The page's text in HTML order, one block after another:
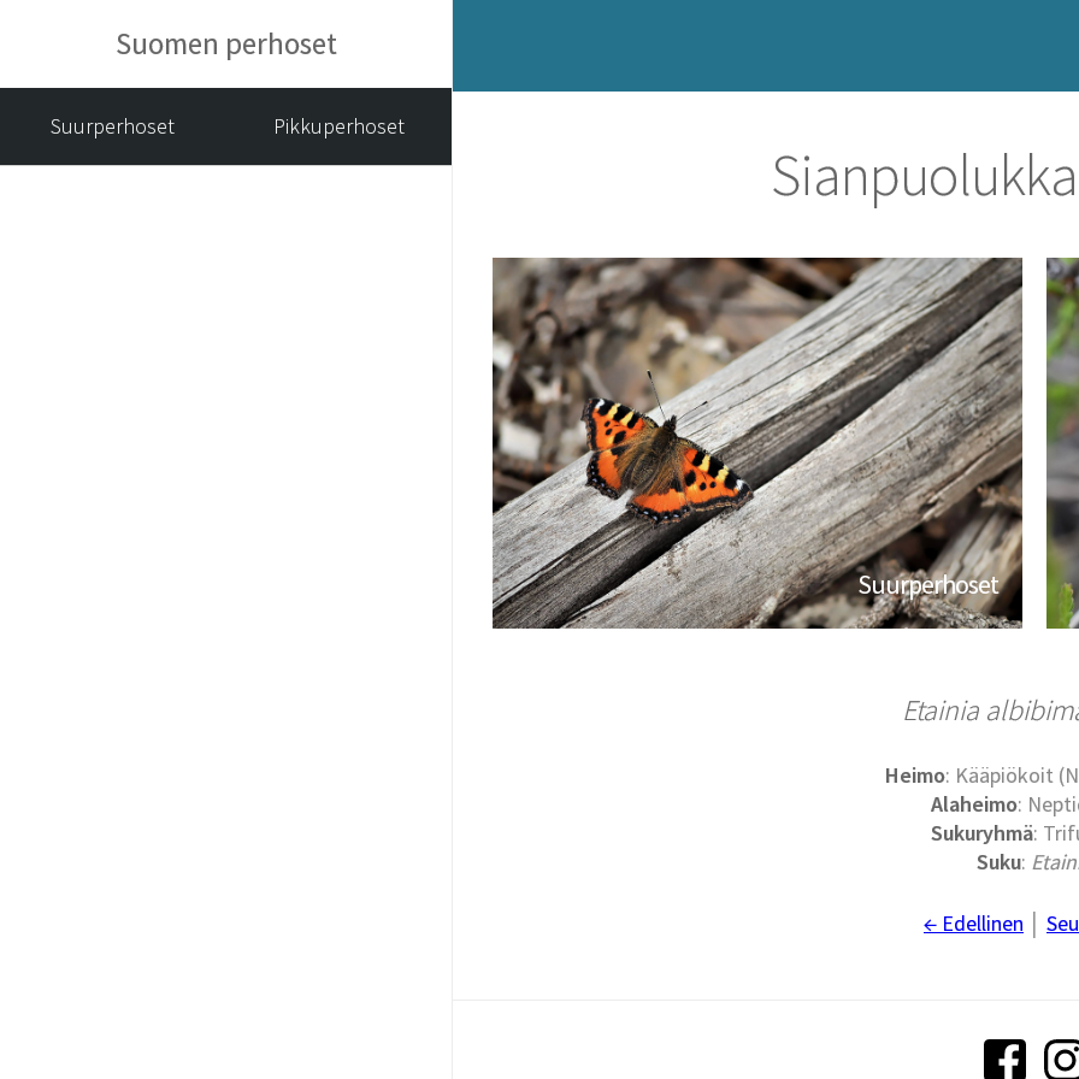
Suomen perhoset
Suurperhoset Pikkuperhoset
Suurperhoset
Etainia
Heimo: Kääpiökoit
Alaheimo:
Sukuryhmä:
Suku:
← Edellinen